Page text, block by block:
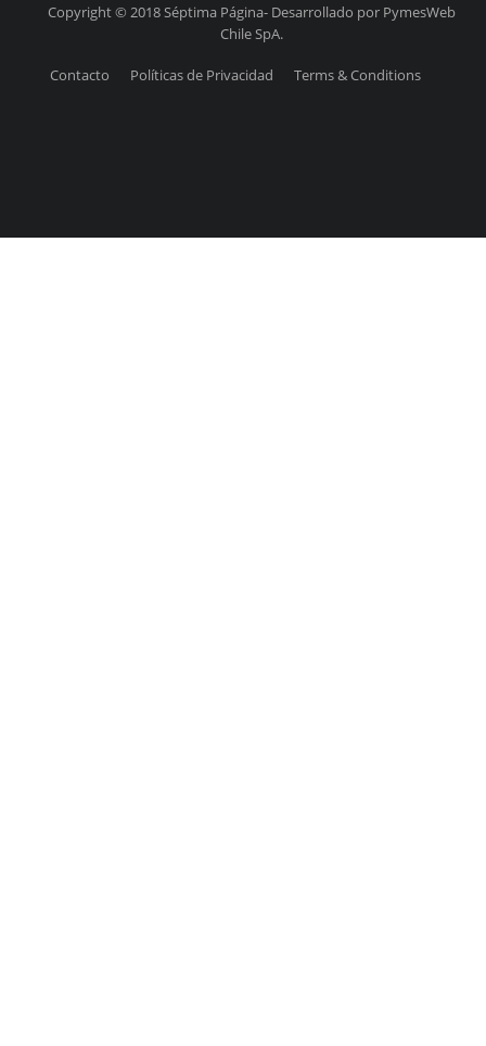
Copyright © 2018 Séptima Página- Desarrollado por PymesWeb
Chile SpA.
Contacto Políticas de Privacidad Terms & Conditions